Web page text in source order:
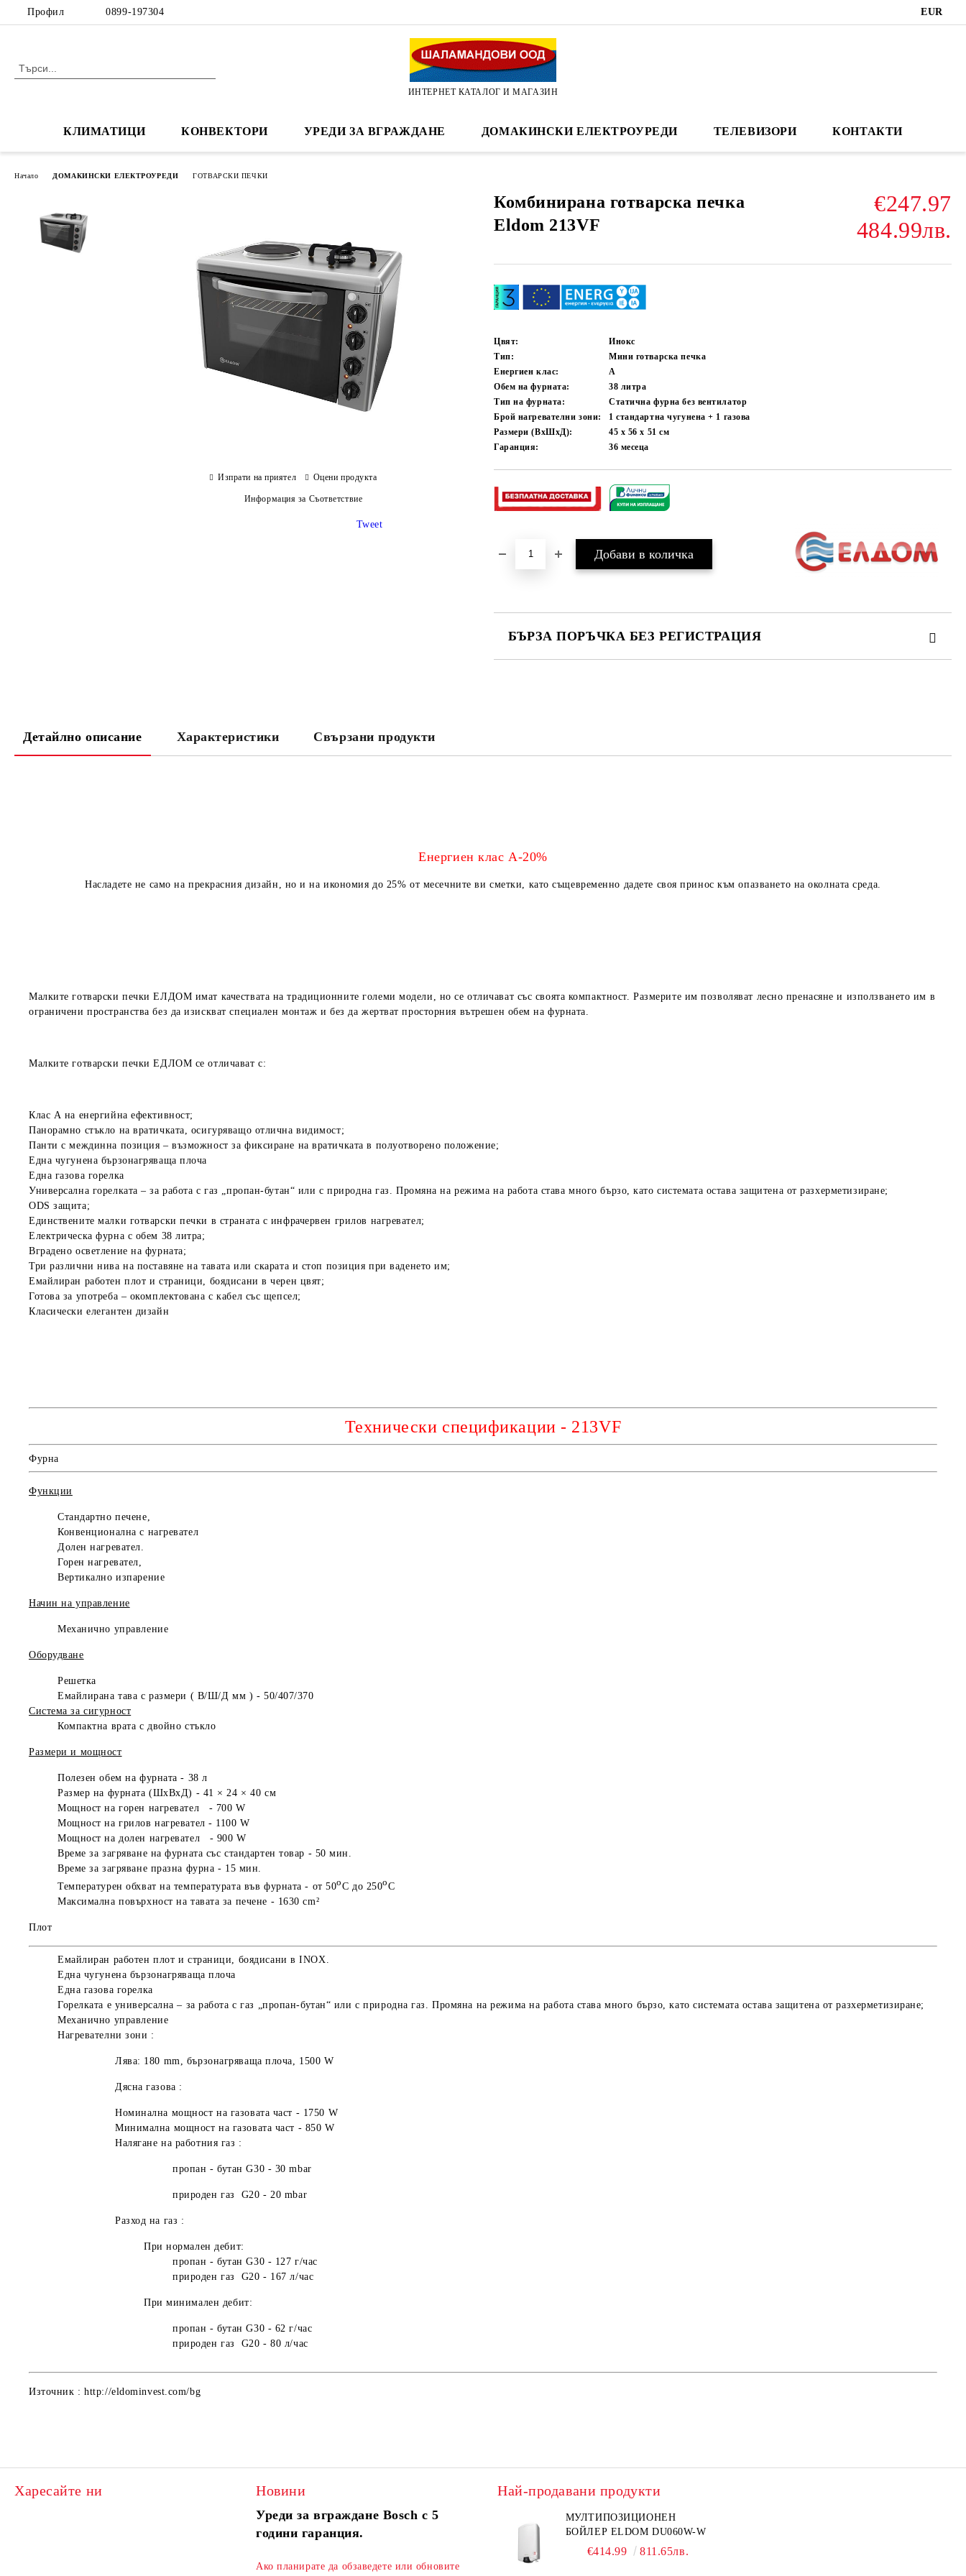
Профил 0899-197304 EUR
ИНТЕРНЕТ КАТАЛОГ И МАГАЗИН
КЛИМАТИЦИ КОНВЕКТОРИ УРЕДИ ЗА ВГРАЖДАНЕ ДОМАКИНСКИ ЕЛЕКТРОУРЕДИ ТЕЛЕВИЗОРИ КОНТАКТИ
Начало ДОМАКИНСКИ ЕЛЕКТРОУРЕДИ ГОТВАРСКИ ПЕЧКИ
Комбинирана готварска печка
Eldom 213VF
€247.97
484.99лв.
Цвят:
Инокс
Тип:
Мини готварска печка
Енергиен клас:
А
Обем на фурната:
38 литра
Тип на фурната:
Статична фурна без вентилатор
Брой нагревателни зони:
1 стандартна чугунена + 1 газова
Размери (ВхШхД):
45 х 56 х 51см
Гаранция:
36 месеца
БЪРЗА ПОРЪЧКА БЕЗ РЕГИСТРАЦИЯ
Изпрати на приятел Оцени продукта
Информация за Съответствие
Tweet
Детайлно описание Характеристики Свързани продукти
Енергиен клас А-20%
Насладете не само на прекрасния дизайн, но и на икономия до 25% от месечните ви сметки, като същевременно дадете своя принос към опазването на околната среда.
Малките готварски печки ЕЛДОМ имат качествата на традиционните големи модели, но се отличават със своята компактност. Размерите им позволяват лесно пренасяне и използването им в
ограничени пространства без да изискват специален монтаж и без да жертват просторния вътрешен обем на фурната.
Малките готварски печки ЕДЛОМ се отличават с:
Клас А на енергийна ефективност;
Панорамно стъкло на вратичката, осигуряващо отлична видимост;
Панти с междинна позиция – възможност за фиксиране на вратичката в полуотворено положение;
Една чугунена бързонагряваща плоча
Една газова горелка
Универсална горелката – за работа с газ „пропан-бутан“ или с природна газ. Промяна на режима на работа става много бързо, като системата остава защитена от разхерметизиране;
ODS защита;
Единствените малки готварски печки в страната с инфрачервен грилов нагревател;
Електрическа фурна с обем 38 литра;
Вграденоосветлениена фурната;
Три различни нива на поставяне на тавата или скарата и стоп позиция при ваденето им;
Емайлиран работен плот и страници, боядисани вчерен цвят;
Готова за употреба – окомплектована с кабел със щепсел;
Класически елегантен дизайн
Технически спецификации - 213VF
Фурна
Функции
Стандартно печене,
Конвенционална с нагревател
Долен нагревател.
Горен нагревател,
Вертикално изпарение
Начин на управление
Механично управление
Оборудване
Решетка
Емайлирана тава с размери ( В/Ш/Д мм ) - 50/407/370
Система за сигурност
Компактна врата с двойно стъкло
Размери и мощност
Полезен обем на фурната - 38 л
Размер на фурната (ШхВхД) - 41 × 24 × 40 см
Мощност на горен нагревател - 700 W
Мощност на грилов нагревател - 1100 W
Мощност на долен нагревател - 900 W
Време за загряване на фурната със стандартен товар - 50 мин.
Време за загряване празна фурна - 15 мин.
Температурен обхват на температурата във фурната - от 50оС до 250оС
Максимална повърхност на тавата за печене - 1630 cm²
Плот
Емайлиран работен плот и страници, боядисани в INOX.
Една чугунена бързонагряваща плоча
Една газова горелка
Горелката е универсална – за работа с газ „пропан-бутан“ или с природна газ. Промяна на режима на работа става много бързо, като системата остава защитена от разхерметизиране;
Механично управление
Нагревателни зони :
Лява: 180 mm, бързонагряваща плоча, 1500 W
Дясна газова :
Номинална мощност на газовата част - 1750 W
Минимална мощност на газовата част - 850 W
Налягане на работния газ :
пропан - бутан G30 - 30 mbar
природен газ G20 - 20 mbar
Разход на газ :
При нормален дебит:
пропан - бутан G30 - 127 г/час
природен газ G20 - 167 л/час
При минимален дебит:
пропан - бутан G30 - 62 г/час
природен газ G20 - 80 л/час
Източник :http://eldominvest.com/bg
Харесайте ни Новини
Уреди за вграждане Bosch с 5
години гаранция.
Ако планирате да обзаведете или обновите
Най-продавани продукти
МУЛТИПОЗИЦИОНЕН
БОЙЛЕР ELDOM DU060W-W
€414.99 811.65лв.